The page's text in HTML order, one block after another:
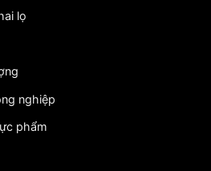
lọ
nghiệp
phẩm